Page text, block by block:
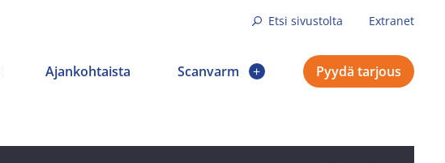
Etsi sivustolta Extranet
Ajankohtaista Scanvarm Pyydä tarjous